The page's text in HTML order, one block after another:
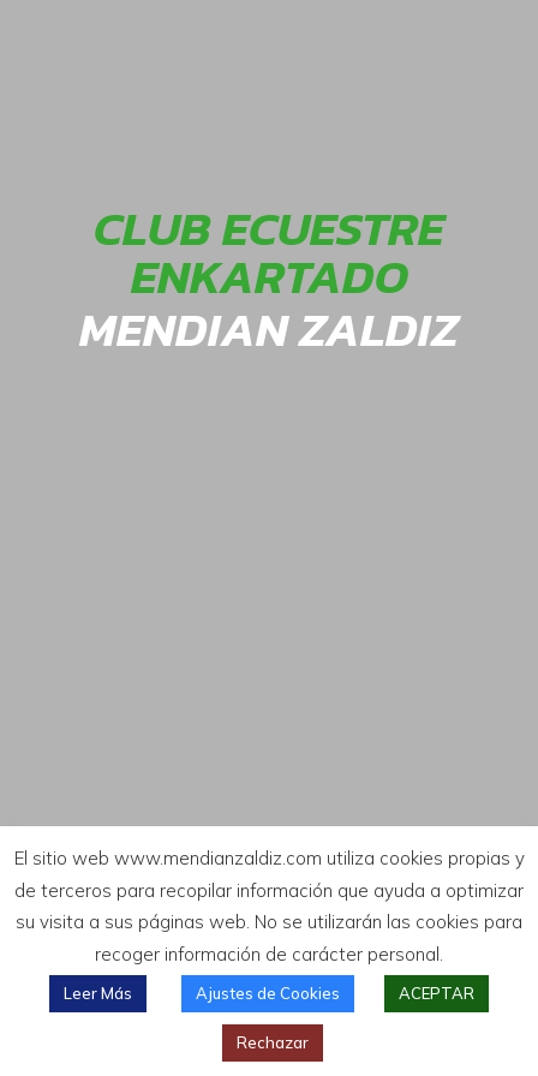
CLUB ECUESTRE
ENKARTADO
MENDIAN ZALDIZ
El sitio web www.mendianzaldiz.com utiliza cookies propias y
de terceros para recopilar información que ayuda a optimizar
su visita a sus páginas web. No se utilizarán las cookies para
recoger información de carácter personal.
Leer Más Ajustes de Cookies ACEPTAR
Rechazar